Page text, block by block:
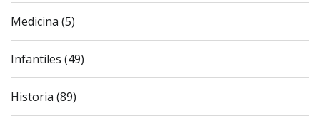
Medicina (5)
Infantiles (49)
Historia (89)